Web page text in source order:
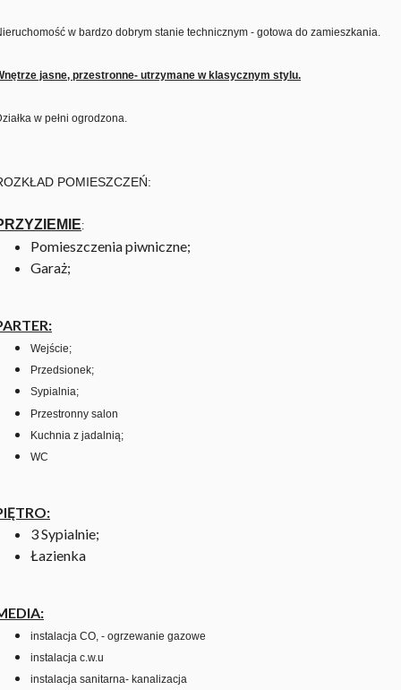
w bardzo dobrym stanie technicznym - gotowa do zamieszkania.
jasne, przestronne- utrzymane w klasycznym stylu.
w pełni ogrodzona.
POMIESZCZEŃ:
:
Pomieszczenia piwniczne;
Garaż;
Wejście;
Przedsionek;
Sypialnia;
Przestronny salon
Kuchnia z jadalnią;
WC
3 Sypialnie;
Łazienka
instalacja CO, - ogrzewanie gazowe
instalacja c.w.u
instalacja sanitarna- kanalizacja